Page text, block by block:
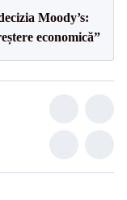
Moody’s:
economică”